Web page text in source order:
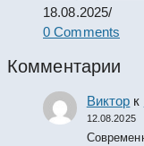
18.08.2025/
0 Comments
Комментарии
Виктор к
12.08.2025